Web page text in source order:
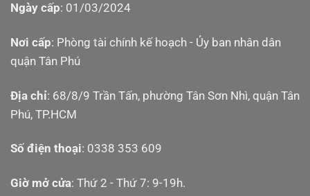
Ngày cấp: 01/03/2024
Nơi cấp: Phòng tài chính kế hoạch - Ủy ban nhân dân
quận Tân Phú
Địa chỉ: 68/8/9 Trần Tấn, phường Tân Sơn Nhì, quận Tân
Phú, TP.HCM
Số điện thoại: 0338 353 609
Giờ mở cửa: Thứ 2 - Thứ 7: 9-19h.